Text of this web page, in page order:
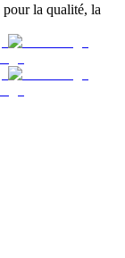
pour la qualité, la